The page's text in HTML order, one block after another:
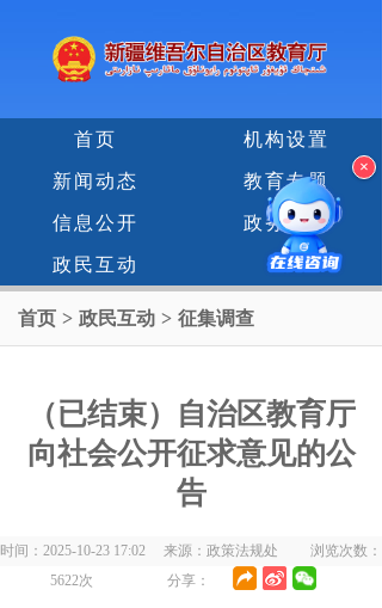
首页 机构设置
新闻动态 教育专题
信息公开 政务服务
政民互动
首页 > 政民互动 > 征集调查
（已结束）自治区教育厅
向社会公开征求意见的公
告
时间：2025-10-23 17:02 来源：政策法规处 浏览次数：
5622次 分享：
×